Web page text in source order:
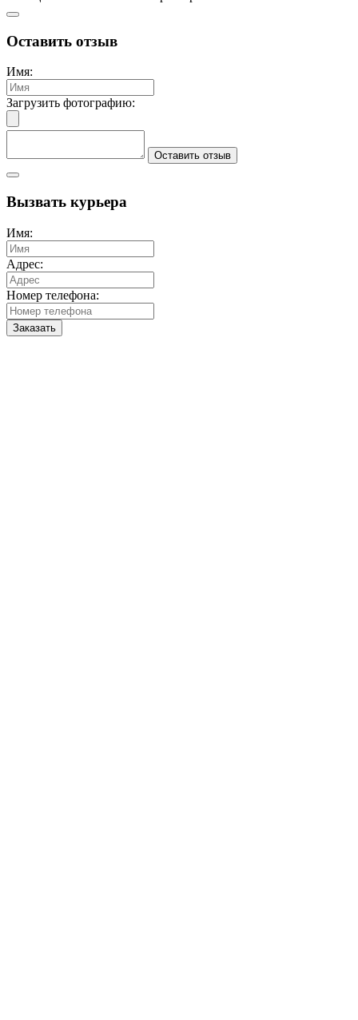
Оставить отзыв
Имя:
Загрузить фотографию:
Оставить отзыв
Вызвать курьера
Имя:
Адрес:
Номер телефона:
Заказать